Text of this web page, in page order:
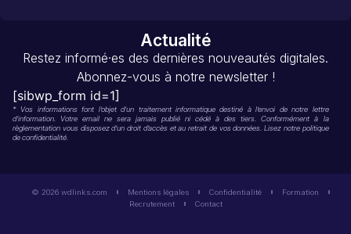
Actualité
Restez informé·es des dernières nouveautés digitales.
Abonnez-vous à notre newsletter !
[sibwp_form id=1]
* Vos informations font l’objet d’un traitement informatique destiné à l’envoi de notre lettre
d’information. Votre email ne sera jamais publié ni cédé à des tiers. Conformément à la
règlementation vous disposez d’un droit d’accès et au retrait de vos données. Lisez notre politique
de confidentialité.
© 2026 wdlinks.com Mentions légales Confidentialité
Formation
Recrutement
Contact